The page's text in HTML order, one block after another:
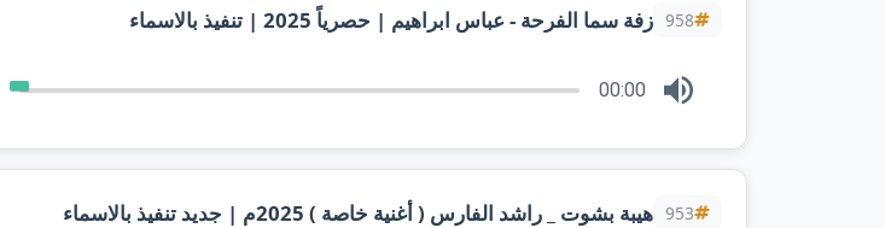
958 زفة سما الفرحة - عباس ابراهيم | حصرياً 2025 | تنفيذ بالاسماء
00:00
953 هيبة بشوت _ راشد الفارس ( أغنية خاصة ) 2025م | جديد تنفيذ بالاسماء